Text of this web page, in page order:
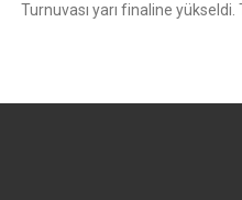
Turnuvası yarı finaline yükseldi.